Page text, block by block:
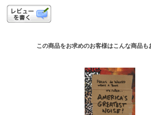
この商品をお求めのお客様はこんな商品も